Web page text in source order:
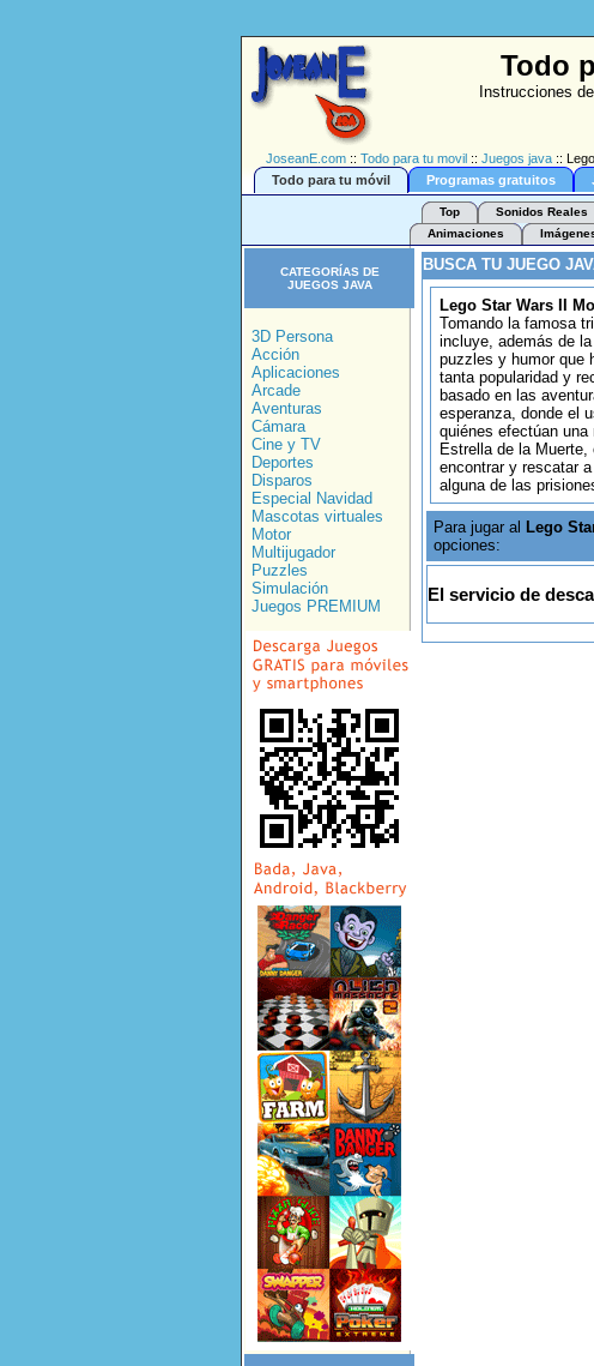
Todo
Instrucciones
JoseanE.com :: Todo para tu movil :: Juegos java ::
Todo para tu móvil
Programas gratuitos
Top Sonidos Reales
Animaciones
CATEGORÍAS DE
JUEGOS JAVA
3D Persona
Acción
Aplicaciones
Arcade
Aventuras
Cámara
Cine y TV
Deportes
Disparos
Especial Navidad
Mascotas virtuales
Motor
Multijugador
Puzzles
Simulación
Juegos PREMIUM
BUSCA TU JUEGO
Lego Star Wars II
Tomando la famosa
incluye, además de
puzzles y humor que
tanta popularidad y
basado en las
esperanza, donde el
quiénes efectúan una
Estrella de la
encontrar y rescatar
alguna de las
Para jugar al Lego
opciones:
El servicio de